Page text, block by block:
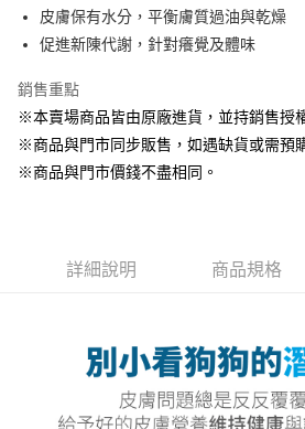
悠遊付
Google Pay
ATM付款
【7-11】取貨付款1500免運
每筆NT$80，滿NT$1,500(含以上)免運費
皮膚保有水分，平衡膚質過油與乾燥
促進新陳代謝，針對癢覺及體味
銷售重點
※本賣場商品皆由原廠進貨，並持銷售授
※商品與門市同步販售，如遇缺貨或需預
※商品與門市價錢不盡相同。
詳細說明 商品規格